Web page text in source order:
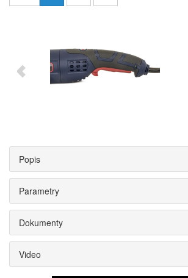
Popis
Parametry
Dokumenty
Video